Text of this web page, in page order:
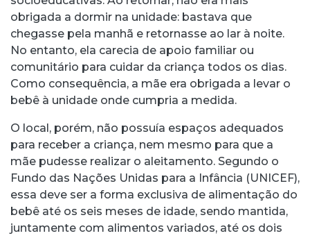
obrigada a dormir na unidade: bastava que
chegasse pela manhã e retornasse ao lar à noite.
No entanto, ela carecia de apoio familiar ou
comunitário para cuidar da criança todos os dias.
Como consequência, a mãe era obrigada a levar o
bebê à unidade onde cumpria a medida.
O local, porém, não possuía espaços adequados
para receber a criança, nem mesmo para que a
mãe pudesse realizar o aleitamento. Segundo o
Fundo das Nações Unidas para a Infância (UNICEF),
essa deve ser a forma exclusiva de alimentação do
bebê até os seis meses de idade, sendo mantida,
juntamente com alimentos variados, até os dois